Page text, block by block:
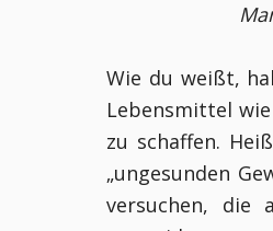
Wie du weißt,
Lebensmittel
zu schaffen.
„ungesunden
versuchen, die